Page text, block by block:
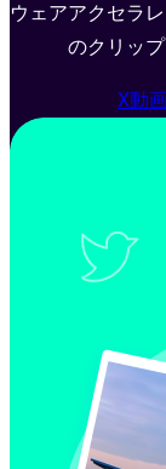
ウェアアクセラ
のクリッ
X動